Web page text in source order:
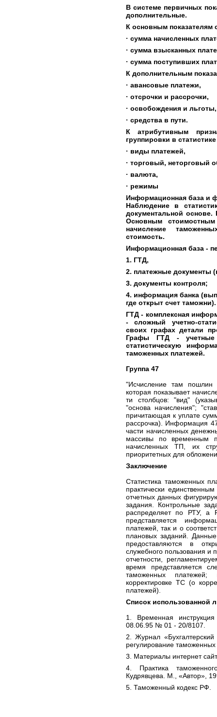
В системе первичных
дополнительные.
К основным показателям
· сумма начисленных
· сумма взысканных
· сумма поступивших
К дополнительным
· авансовые платежи,
· отсрочки и рассрочки,
· освобождения и льготы,
· средства в пути.
К атрибутивным
группировки в
· виды платежей,
· торговый, неторговый
· валюта,
· режимы
Информационная база и
Наблюдение в
документальной
Основным
начисление
стоимость.
Информационная база -
1. ГТД,
2. платежные документы
3. документы контроля;
4. информация банка
где открыт счет таможни).
ГТД - комплексная
- сложный учетно-
своих графах детали
Графы ГТД - учетные
статистическую
таможенных платежей.
Группа 47
"Исчисление там пошлин
которая показывает
ти столбцов: "вид"
"основа начисления";
причитающая к уплате
рассрочка). Информация
части начисленных
массивы по временным
начисленных ТП, их
приоритетных для
Заключение
Статистика таможенных
практически
отчетных данных
задания. Контрольные
распределяет по РТУ, а
представляется
платежей, так и о
плановых заданий.
предоставляются в
служебного пользования и
отчетности,
время представляется
таможенных
корректировке ТС (о
платежей).
Список использованной
1. Временная
08.06.95 № 01 - 20/8107.
2. Журнал
регулирование
3. Материалы интернет
4. Практика
Кудрявцева. М., «Автор»,
5. Таможенный кодекс РФ.